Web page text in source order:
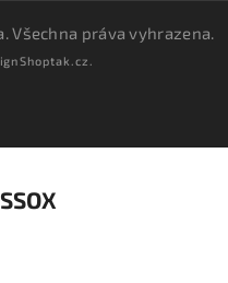
. Všechna práva vyhrazena.
Shoptak.cz.